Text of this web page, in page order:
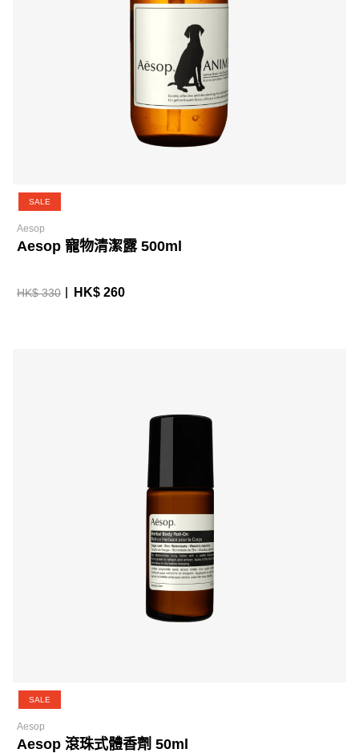
SALE
Aesop
Aesop 寵物清潔露 500ml
HK$ 330 HK$ 260
SALE
Aesop
Aesop 滾珠式體香劑 50ml